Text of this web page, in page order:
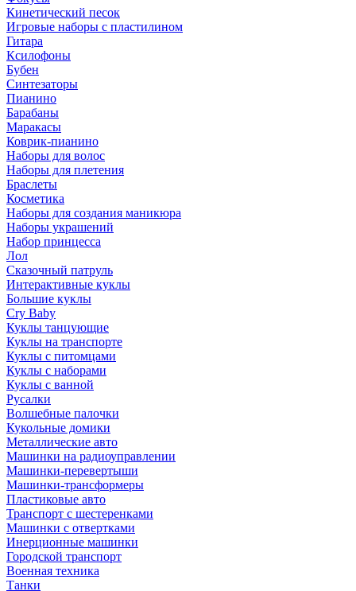
Кинетический песок
Игровые наборы с пластилином
Гитара
Ксилофоны
Бубен
Синтезаторы
Пианино
Барабаны
Маракасы
Коврик-пианино
Наборы для волос
Наборы для плетения
Браслеты
Косметика
Наборы для создания маникюра
Наборы украшений
Набор принцесса
Лол
Сказочный патруль
Интерактивные куклы
Большие куклы
Cry Baby
Куклы танцующие
Куклы на транспорте
Куклы с питомцами
Куклы с наборами
Куклы с ванной
Русалки
Волшебные палочки
Кукольные домики
Металлические авто
Машинки на радиоуправлении
Машинки-перевертыши
Машинки-трансформеры
Пластиковые авто
Транспорт с шестеренками
Машинки с отвертками
Инерционные машинки
Городской транспорт
Военная техника
Танки